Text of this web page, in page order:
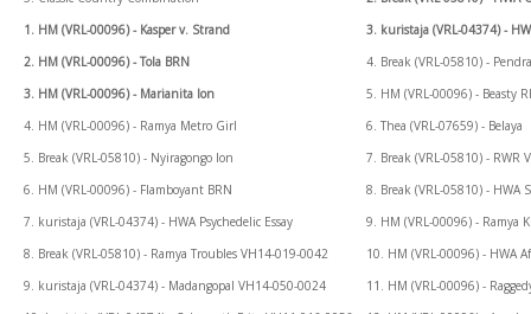
1. HM (VRL-00096) - Kasper v. Strand
2. HM (VRL-00096) - Tola BRN
3. HM (VRL-00096) - Marianita Ion
4. HM (VRL-00096) - Ramya Metro Girl
5. Break (VRL-05810) - Nyiragongo Ion
6. HM (VRL-00096) - Flamboyant BRN
7. kuristaja (VRL-04374) - HWA Psychedelic Essay
8. Break (VRL-05810) - Ramya Troubles VH14-019-0042
9. kuristaja (VRL-04374) - Madangopal VH14-050-0024
3. kuristaja (VRL-04374) -
4. Break (VRL-05810) -
5. HM (VRL-00096) - Beasty
6. Thea (VRL-07659) - Belaya
7. Break (VRL-05810) - RWR
8. Break (VRL-05810) - HWA
9. HM (VRL-00096) - Ramya
10. HM (VRL-00096) - HWA
11. HM (VRL-00096) -